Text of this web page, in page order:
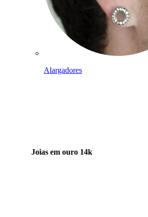
Alargadores
Joias em ouro 14k